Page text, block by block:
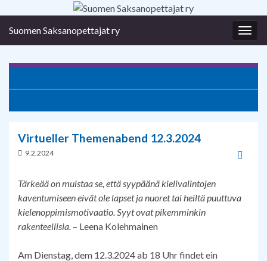
Suomen Saksanopettajat ry
Virtueller Themenabend 12.3.2024
9.2.2024
Tärkeää on muistaa se, että syypäänä kielivalintojen
kaventumiseen eivät ole lapset ja nuoret tai heiltä puuttuva
kielenoppimismotivaatio. Syyt ovat pikemminkin
rakenteellisia. – Leena Kolehmainen
Am Dienstag, dem 12.3.2024 ab 18 Uhr findet ein